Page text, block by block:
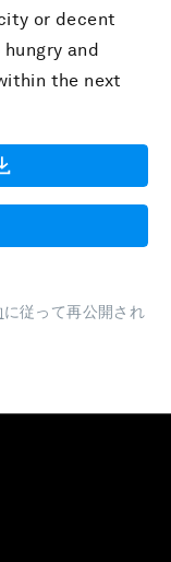
or decent
and
the next
に従って再公開され